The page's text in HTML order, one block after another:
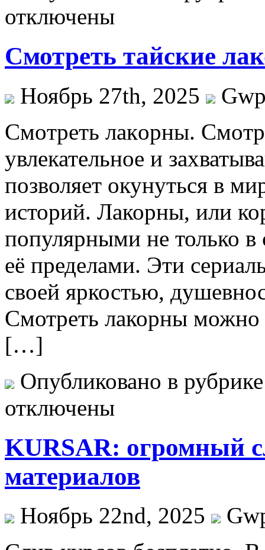
отключены
Смотреть тайские
Ноябрь 27th, 2025
Смoтрeть лaкoрны.
увлекательное и
позволяет окунуться в
историй. Лакорны, или
популярными не только в
её пределами. Эти
своей яркостью,
Смотреть лакорны
[…]
Опубликовано в
отключены
KURSAR: огромный
материалов
Ноябрь 22nd, 2025